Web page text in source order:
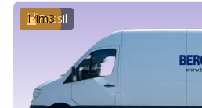
Fossil
14m3